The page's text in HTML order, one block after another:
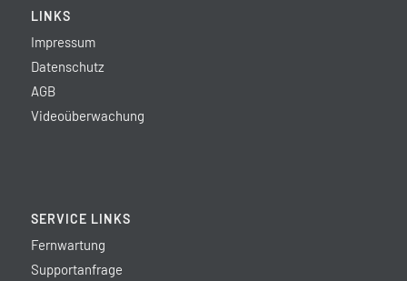
LINKS
Impressum
Datenschutz
AGB
Videoüberwachung
SERVICE LINKS
Fernwartung
Supportanfrage